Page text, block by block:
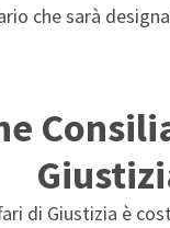
che sarà
di Giustizia è